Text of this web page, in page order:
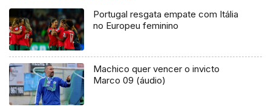
Portugal resgata empate com Itália
no Europeu feminino
Machico quer vencer o invicto
Marco 09 (áudio)